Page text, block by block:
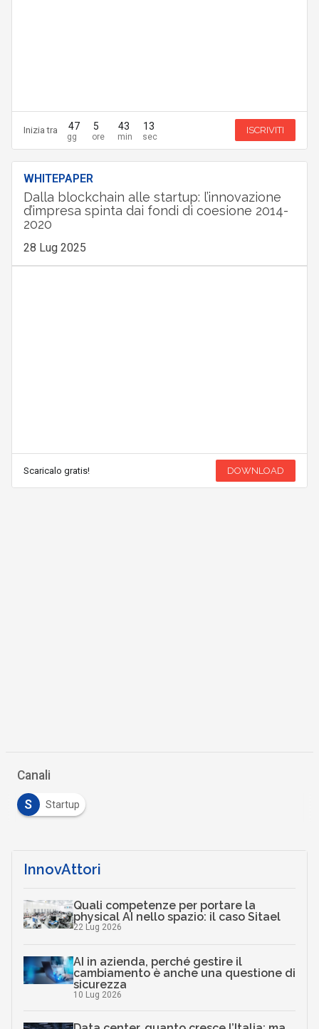
Inizia tra 47 5 43 12 ISCRIVITI
WHITEPAPER
Dalla blockchain alle startup: l’innovazione
d’impresa spinta dai fondi di coesione 2014-
2020
28 Lug 2025
Scaricalo gratis! DOWNLOAD
Canali
S Startup
InnovAttori
Quali competenze per portare la
physical AI nello spazio: il caso Sitael
22 Lug 2026
AI in azienda, perché gestire il
cambiamento è anche una questione di
sicurezza
10 Lug 2026